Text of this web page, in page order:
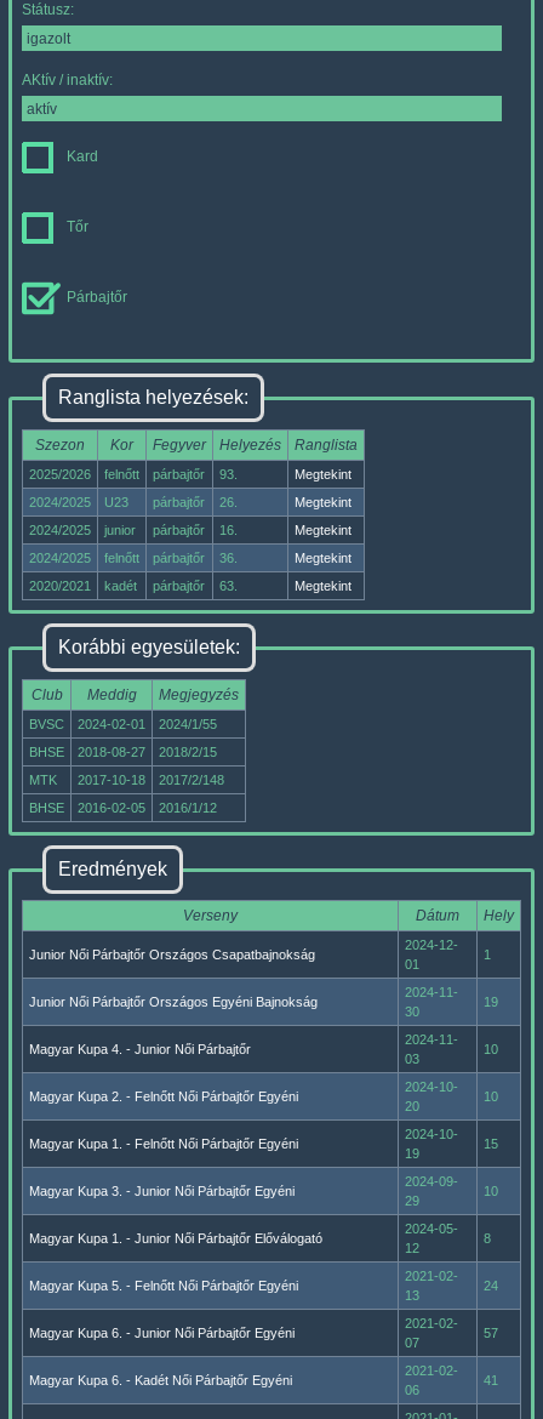
Státusz:
AKtív / inaktív:
Kard
Tőr
Párbajtőr
Ranglista helyezések:
Szezon Kor Fegyver Helyezés Ranglista
2025/2026 felnőtt párbajtőr 93.
Megtekint
2024/2025
U23 párbajtőr 26.
Megtekint
2024/2025
junior párbajtőr 16.
Megtekint
2024/2025
felnőtt párbajtőr 36.
Megtekint
2020/2021
kadét párbajtőr 63. Megtekint
Korábbi egyesületek:
Club Meddig Megjegyzés
BVSC 2024-02-01
2024/1/55
BHSE
2018-08-27
2018/2/15
MTK
2017-10-18
2017/2/148
BHSE
2016-02-05 2016/1/12
Eredmények
Verseny Dátum Hely
Junior Női Párbajtőr Országos Csapatbajnokság
2024-12-
01
1
Junior Női Párbajtőr Országos Egyéni Bajnokság
2024-11-
30
19
Magyar Kupa 4. - Junior Női Párbajtőr
2024-11-
03
10
Magyar Kupa 2. - Felnőtt Női Párbajtőr Egyéni
2024-10-
20
10
Magyar Kupa 1. - Felnőtt Női Párbajtőr Egyéni
2024-10-
19
15
Magyar Kupa 3. - Junior Női Párbajtőr Egyéni
2024-09-
29
10
Magyar Kupa 1. - Junior Női Párbajtőr Előválogató
2024-05-
12
8
Magyar Kupa 5. - Felnőtt Női Párbajtőr Egyéni
2021-02-
13
24
Magyar Kupa 6. - Junior Női Párbajtőr Egyéni
2021-02-
07
57
Magyar Kupa 6. - Kadét Női Párbajtőr Egyéni
2021-02-
06
41